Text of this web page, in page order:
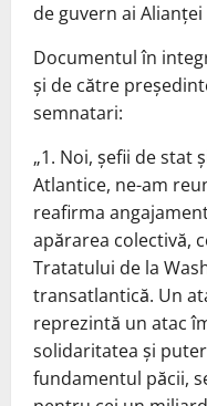
de guvern ai
Documentul în
şi de către
semnatari:
„1. Noi, şefii de stat
Atlantice, ne-am
reafirma
apărarea colectivă,
Tratatului de la
transatlantică. Un
reprezintă un atac
solidaritatea şi
fundamentul păcii,